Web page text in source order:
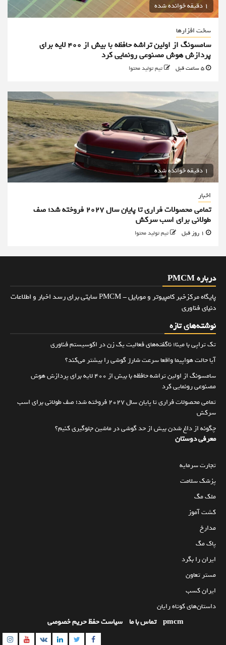
1 دقیقه خوانده شده
سخت افزارها
سامسونگ از اولین تراشه حافظه با بیش از ۴۰۰ لایه برای
پردازش هوش مصنوعی رونمایی کرد
تیم تولید محتوا
1 دقیقه خوانده شده
اخبار
تمامی محصولات فراری تا پایان سال ۲۰۲۷ فروخته شد؛ صف
طولانی برای اسب سرکش
تیم تولید محتوا
درباره PMCM
پایگاه مرکزخبر کامپیوتر و موبایل - PMCM سایتی برای رسد اخبار و اطلاعات
دنیای فناوری
نوشته‌های تازه
تک تراپی با مینا؛ ناگفته‌های فعالیت یک زن در اکوسیستم فناوری
آیا حالت هواپیما واقعا سرعت شارژ گوشی را بیشتر می‌کند؟
سامسونگ از اولین تراشه حافظه با بیش از ۴۰۰ لایه برای پردازش هوش
مصنوعی رونمایی کرد
تمامی محصولات فراری تا پایان سال ۲۰۲۷ فروخته شد؛ صف طولانی برای اسب
سرکش
چگونه از داغ شدن بیش از حد گوشی در ماشین جلوگیری کنیم؟
معرفی دوستان
تجارت سرمایه
پزشک سلامت
ملک مگ
کشت آموز
مدارخ
پاک مگ
ایران را بگرد
مستر تعاون
ایران کسب
داستان‌های کوتاه رایان
pmcm تماس با ما سیاست حفظ حریم خصوصی
Facebook
Twitter
Linkedin
VK